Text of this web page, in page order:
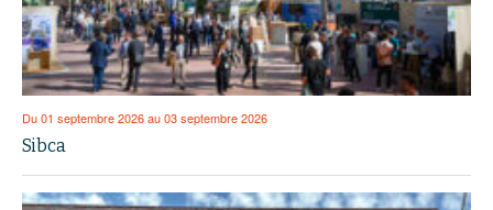
Du 01 septembre 2026 au 03 septembre 2026
Sibca